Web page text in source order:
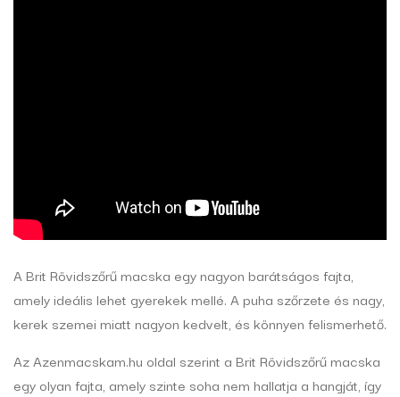
A Brit Rövidszőrű macska egy nagyon barátságos fajta,
amely ideális lehet gyerekek mellé. A puha szőrzete és nagy,
kerek szemei miatt nagyon kedvelt, és könnyen felismerhető.
Az Azenmacskam.hu oldal szerint a Brit Rövidszőrű macska
egy olyan fajta, amely szinte soha nem hallatja a hangját, így